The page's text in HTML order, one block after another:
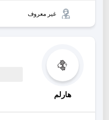
غير معروف
هارلم